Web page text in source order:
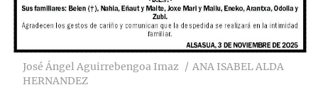
José Ángel Aguirrebengoa Imaz
ANA ISABEL ALDA
HERNANDEZ